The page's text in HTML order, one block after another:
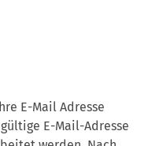
E-Mail Adresse
E-Mail-Adresse